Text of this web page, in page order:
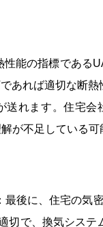
能の指標である
あれば適切な断
送れます。住宅
が不足している可
後に、住宅の気
切で、換気システ